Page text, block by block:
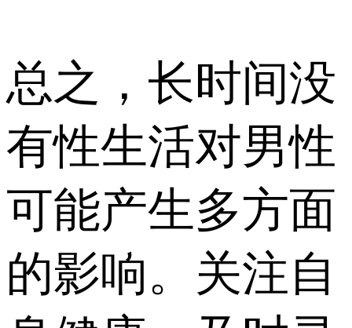
总之，长时间没
有性生活对男性
可能产生多方面
的影响。关注自